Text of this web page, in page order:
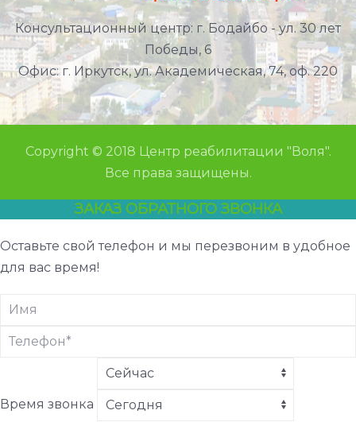
Консультационный центр: г. Бодайбо - ул. 30 лет
Победы, 6
Офис: г. Иркутск, ул. Академическая, 74, оф. 220
Copyright © 2018 Центр реабилитации "Воля".
Все права защищены.
ЗАКАЗ ОБРАТНОГО ЗВОНКА
Оставьте свой телефон и мы перезвоним в удобное
для вас время!
Время звонка